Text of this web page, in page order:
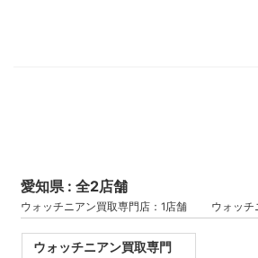
愛知県 : 全2店舗
ウォッチニアン買取専門店：1店舗 ウォッ
ウォッチニアン買取専門